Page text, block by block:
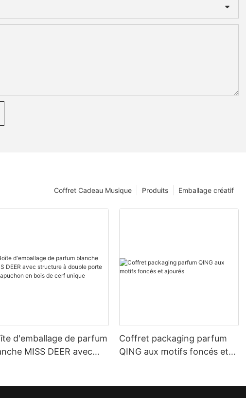
Emballage créatif
Produits
Coffret Cadeau Musique
d'emballage de parfum
MISS DEER avec
Coffret packaging parfum
QING aux motifs foncés et